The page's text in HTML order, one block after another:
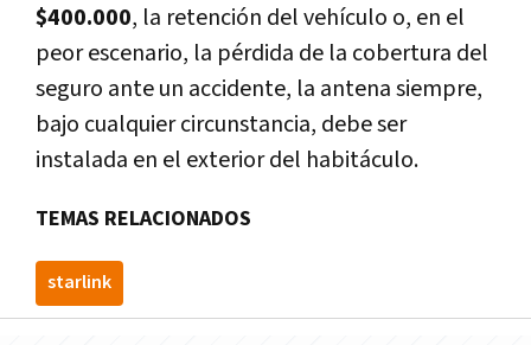
$400.000, la retención del vehículo o, en el
peor escenario, la pérdida de la cobertura del
seguro ante un accidente, la antena siempre,
bajo cualquier circunstancia, debe ser
instalada en el exterior del habitáculo.
TEMAS RELACIONADOS
starlink